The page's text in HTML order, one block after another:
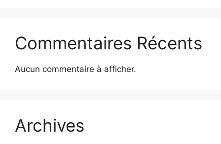
Commentaires Récents
Aucun commentaire à afficher.
Archives